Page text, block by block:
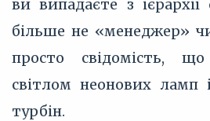
ви випадаєте з
більше не «менеджер»
просто свідомість, що
світлом неонових ламп
турбін.